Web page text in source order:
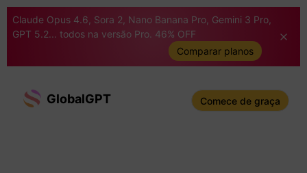
Claude Opus 4.6, Sora 2, Nano Banana Pro, Gemini 3 Pro,
GPT 5.2... todos na versão Pro. 46% OFF
Comparar planos
GlobalGPT Comece de graça